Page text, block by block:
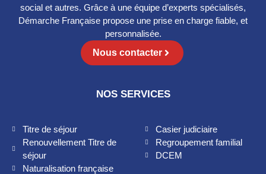
social et autres. Grâce à une équipe d’experts spécialisés,
Démarche Française propose une prise en charge fiable, et
personnalisée.
Nous contacter
NOS SERVICES
Titre de séjour
Renouvellement Titre de
séjour
Naturalisation française
Casier judiciaire
Regroupement familial
DCEM